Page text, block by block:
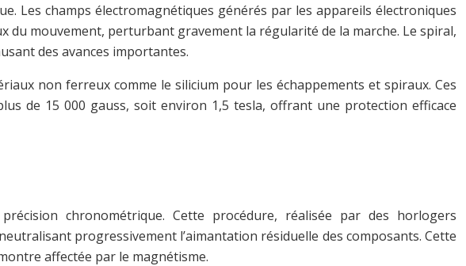
Les champs électromagnétiques générés par les appareils électroniques
mouvement, perturbant gravement la régularité de la marche. Le spiral,
des avances importantes.
non ferreux comme le silicium pour les échappements et spiraux. Ces
de 15 000 gauss, soit environ 1,5 tesla, offrant une protection efficace
chronométrique. Cette procédure, réalisée par des horlogers
progressivement l’aimantation résiduelle des composants. Cette
affectée par le magnétisme.